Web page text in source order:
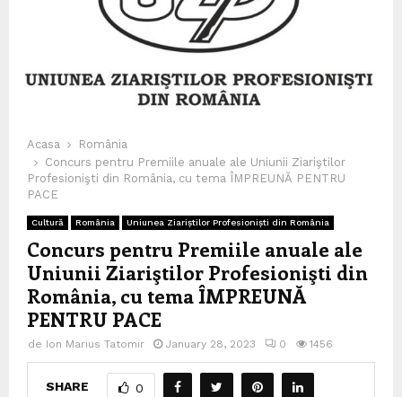
Acasa
România
Concurs pentru Premiile anuale ale Uniunii Ziariştilor
Profesionişti din România, cu tema ÎMPREUNĂ PENTRU
PACE
Cultură România Uniunea Ziariștilor Profesioniști din România
Concurs pentru Premiile anuale ale
Uniunii Ziariştilor Profesionişti din
România, cu tema ÎMPREUNĂ
PENTRU PACE
de Ion Marius Tatomir January 28, 2023 0 1456
SHARE 0